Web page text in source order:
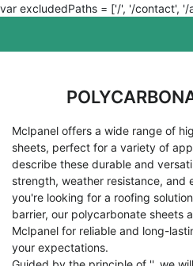
var excludedPaths = ['/', '/contact',
Mclpanel offers a wide range of
sheets, perfect for a variety of
describe these durable and
strength, weather resistance, and
you're looking for a roofing
barrier, our polycarbonate sheets
Mclpanel for reliable and long-
your expectations.